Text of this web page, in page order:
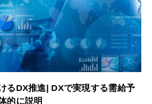
るDX推進| DXで実現する需給予
的に説明